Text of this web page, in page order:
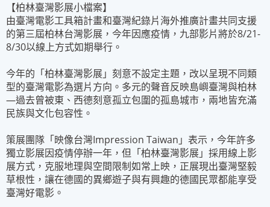
【柏林臺灣影展小檔案】
由臺灣電影工具箱計畫和臺灣紀錄片海外推廣計畫共同支援
的第三屆柏林台灣影展，今年因應疫情，九部影片將於8/21-
8/30以線上方式如期舉行。
今年的「柏林臺灣影展」刻意不設定主題，改以呈現不同類
型的臺灣電影為選片方向。多元的聲音反映島嶼臺灣與柏林
—過去曾被東、西德刻意孤立包圍的孤島城市，兩地皆充滿
民族與文化包容性。
策展團隊「映像台灣Impression Taiwan」表示，今年許多
獨立影展因疫情停辦一年，但「柏林臺灣影展」採用線上影
展方式，克服地理與空間限制如常上映，正展現出臺灣堅毅
草根性，讓在德國的異鄉遊子與有興趣的德國民眾都能享受
臺灣好電影。